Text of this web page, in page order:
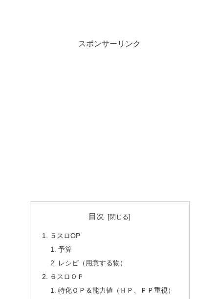
スポンサーリンク
目次
５スロOP
予算
レシピ（用意する物）
６スロＯＰ
特化ＯＰ＆能力値（ＨＰ、ＰＰ重視）